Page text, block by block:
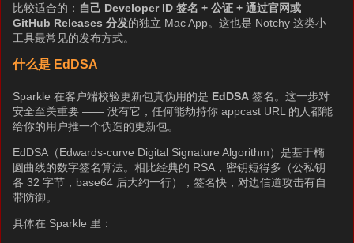
比较适合的： 自己 Developer ID 签名 + 公证 + 通过官网或
GitHub Releases 分发的独立 Mac App。这也是 Notchy 这类小
工具最常见的发布方式。
什么是 EdDSA
Sparkle 在客户端校验更新包真伪用的是 EdDSA 签名。这一步对
安全至关重要 —— 没有它，任何能劫持你 appcast URL 的人都能
给你的用户推一个伪造的更新包。
EdDSA（Edwards-curve Digital Signature Algorithm）是基于椭
圆曲线的数字签名算法。相比经典的 RSA，密钥短得多（公私钥
各 32 字节，base64 后大约一行），签名快，对边信道攻击有自
带防御。
具体在 Sparkle 里：